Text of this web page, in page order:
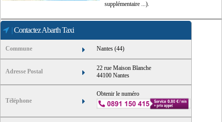
supplémentaire ...).
|Contactez Abarth Taxi
Commune Nantes (44)
Adresse Postal
22 rue Maison Blanche
44100 Nantes
Téléphone
Obtenir le numéro